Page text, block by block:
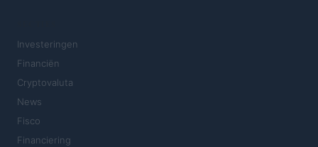
Investeringen
Financiën
Cryptovaluta
News
Fisco
Financiering